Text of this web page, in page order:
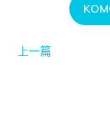
上一篇